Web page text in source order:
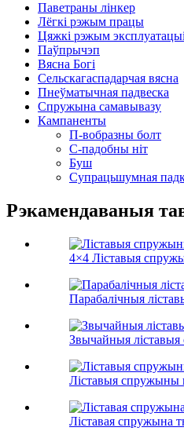
Паветраны лінкер
Лёгкі рэжым працы
Цяжкі рэжым эксплуатацыі
Паўпрычэп
Вясна Богі
Сельскагаспадарчая вясна
Пнеўматычная падвеска
Спружына самавывазу
Кампаненты
П-вобразны болт
С-падобны ніт
Буш
Супрацьшумная
Рэкамендаваныя
4×4 Ліставыя
Парабалічныя
Звычайныя
Ліставыя спружыны
Ліставая спружына